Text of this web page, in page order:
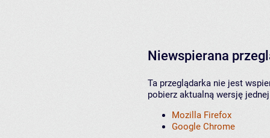
Niewspierana
Ta przeglądarka nie jest
pobierz aktualną wersję
Mozilla Firefox
Google Chrome